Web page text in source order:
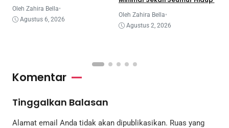
Juare
Oleh Zahira Bella•
Agustus 6, 2026
Oleh Zahira Bella•
Agustus 2, 2026
Komentar
Tinggalkan Balasan
Alamat email Anda tidak akan dipublikasikan. Ruas yang